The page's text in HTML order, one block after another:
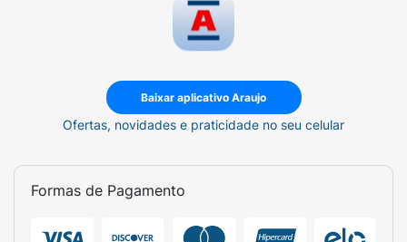
Baixar aplicativo Araujo
Ofertas, novidades e praticidade no seu celular
Formas de Pagamento